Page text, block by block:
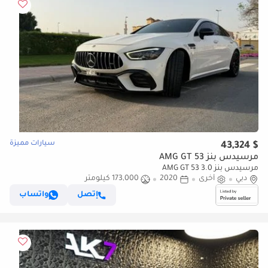
$ 43,324 سيارات مميزة
مرسيدس بنز AMG GT 53
مرسيدس بنز AMG GT 53 3.0
دبي
أخرى 2020
173,000 كيلومتر
إتصل
واتساب